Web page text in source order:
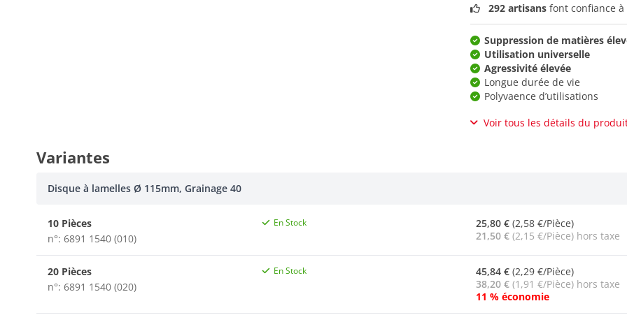
292 artisans font confiance
Suppression de matières
Utilisation universelle
Agressivité élevée
Longue durée de vie
Polyvaence d’utilisations
Voir tous les détails du
Variantes
Disque à lamelles Ø 115mm, Grainage 40
10 Pièces
n°: 6891 1540 (010)
En Stock 25,80 € (2,58 €/Pièce)
21,50 € (2,15 €/Pièce) hors taxe
20 Pièces
n°: 6891 1540 (020)
En Stock 45,84 € (2,29 €/Pièce)
38,20 € (1,91 €/Pièce) hors taxe
11 % économie